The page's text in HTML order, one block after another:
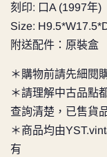
刻印: 口A (1997年)
Size:
附送配件：原裝盒
＊購物前請先細閱
＊請理解中古品點
查詢清楚，已售貨
＊商品均由
有